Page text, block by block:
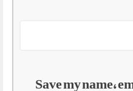
Save my name,